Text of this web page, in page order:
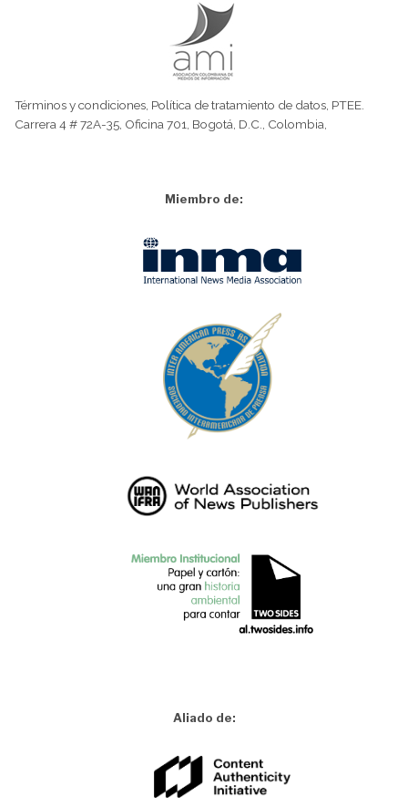
Términos y condiciones Política de tratamiento de datos PTEE.
Carrera 4 # 72A-35, Oficina 701, Bogotá, D.C., Colombia,
Miembro de:
Aliado de: